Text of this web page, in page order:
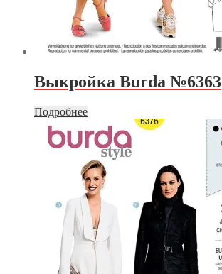
Выкройка Burda №6363
Подробнее